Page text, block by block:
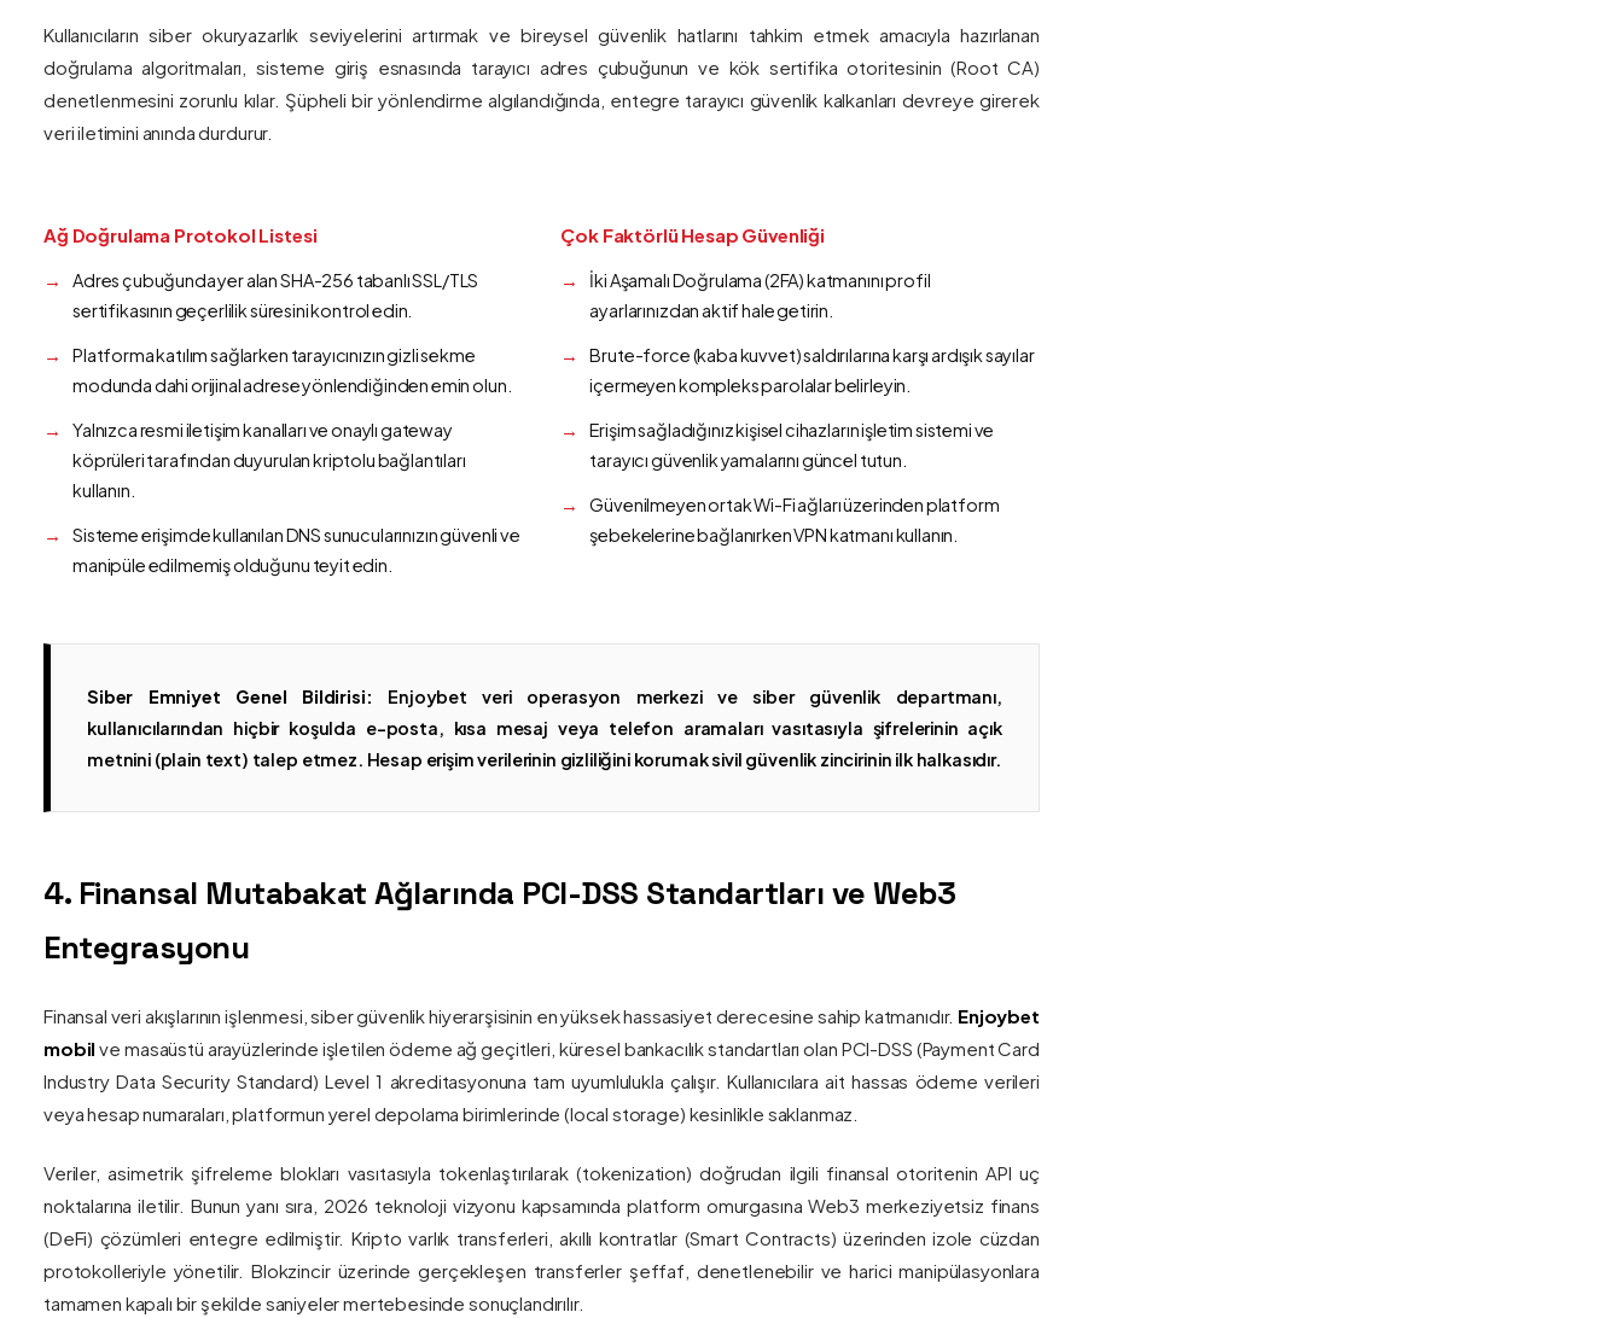
Kullanıcıların siber okuryazarlık seviyelerini artırmak ve bireysel güvenlik hatlarını tahkim etmek amacıyla hazırlanan
doğrulama algoritmaları, sisteme giriş esnasında tarayıcı adres çubuğunun ve kök sertifika otoritesinin (Root CA)
denetlenmesini zorunlu kılar. Şüpheli bir yönlendirme algılandığında, entegre tarayıcı güvenlik kalkanları devreye girerek
veri iletimini anında durdurur.
Ağ Doğrulama Protokol Listesi
Adres çubuğunda yer alan SHA-256 tabanlı SSL/TLS
sertifikasının geçerlilik süresini kontrol edin.
Platforma katılım sağlarken tarayıcınızın gizli sekme
modunda dahi orijinal adrese yönlendiğinden emin olun.
Yalnızca resmi iletişim kanalları ve onaylı gateway
köprüleri tarafından duyurulan kriptolu bağlantıları
kullanın.
Sisteme erişimde kullanılan DNS sunucularınızın güvenli ve
manipüle edilmemiş olduğunu teyit edin.
Çok Faktörlü Hesap Güvenliği
İki Aşamalı Doğrulama (2FA) katmanını profil
ayarlarınızdan aktif hale getirin.
Brute-force (kaba kuvvet) saldırılarına karşı ardışık sayılar
içermeyen kompleks parolalar belirleyin.
Erişim sağladığınız kişisel cihazların işletim sistemi ve
tarayıcı güvenlik yamalarını güncel tutun.
Güvenilmeyen ortak Wi-Fi ağları üzerinden platform
şebekelerine bağlanırken VPN katmanı kullanın.
Siber Emniyet Genel Bildirisi: Enjoybet veri operasyon merkezi ve siber güvenlik departmanı,
kullanıcılarından hiçbir koşulda e-posta, kısa mesaj veya telefon aramaları vasıtasıyla şifrelerinin açık
metnini (plain text) talep etmez. Hesap erişim verilerinin gizliliğini korumak sivil güvenlik zincirinin ilk halkasıdır.
4. Finansal Mutabakat Ağlarında PCI-DSS Standartları ve Web3
Entegrasyonu
Finansal veri akışlarının işlenmesi, siber güvenlik hiyerarşisinin en yüksek hassasiyet derecesine sahip katmanıdır. Enjoybet
mobil ve masaüstü arayüzlerinde işletilen ödeme ağ geçitleri, küresel bankacılık standartları olan PCI-DSS (Payment Card
Industry Data Security Standard) Level 1 akreditasyonuna tam uyumlulukla çalışır. Kullanıcılara ait hassas ödeme verileri
veya hesap numaraları, platformun yerel depolama birimlerinde (local storage) kesinlikle saklanmaz.
Veriler, asimetrik şifreleme blokları vasıtasıyla tokenlaştırılarak (tokenization) doğrudan ilgili finansal otoritenin API uç
noktalarına iletilir. Bunun yanı sıra, 2026 teknoloji vizyonu kapsamında platform omurgasına Web3 merkeziyetsiz finans
(DeFi) çözümleri entegre edilmiştir. Kripto varlık transferleri, akıllı kontratlar (Smart Contracts) üzerinden izole cüzdan
protokolleriyle yönetilir. Blokzincir üzerinde gerçekleşen transferler şeffaf, denetlenebilir ve harici manipülasyonlara
tamamen kapalı bir şekilde saniyeler mertebesinde sonuçlandırılır.